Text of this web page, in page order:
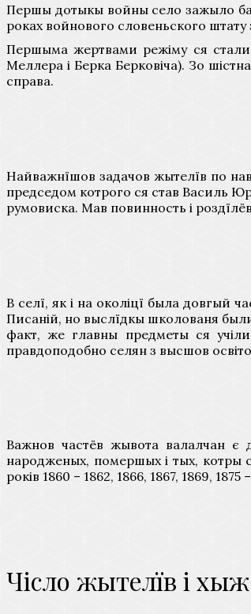
Першы дотыкы войны село зажыло
роках войнового словеньского штату
Першыма жертвами режіму ся
Меллера і Берка Берковіча). Зо
справа.
Найважнїшов задачов жытелїв по
председом котрого ся став Василь
румовиска. Мав повинность і
В селї, як і на околіцї была довгый
Писаній, но выслїдкы школованя
факт, же главны предметы ся
правдоподобно селян з высшов
Важнов частёв жывота валалчан є
народженых, помершых і тых, котры
років 1860 – 1862, 1866, 1867, 1869, 1875
Чісло жытелїв і